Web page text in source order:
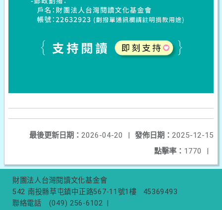
發佈日期： 2025-12-15
最後更新日期： 2026-04-20
|
點擊率： 1770 |
財團法人台灣閱讀文化基金會
542 南投縣草屯鎮中正路567-11號1樓
45369493
聯絡電話
(049) 256-6102